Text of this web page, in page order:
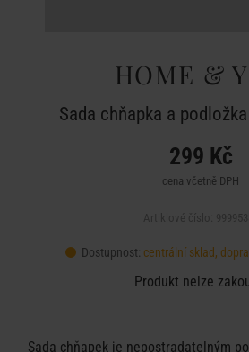
HOME &
Sada chňapka a
299 Kč
cena včetně DPH
Dostupnost: centrální sklad,
Produkt nelze
Sada chňapek je nepostradatelným